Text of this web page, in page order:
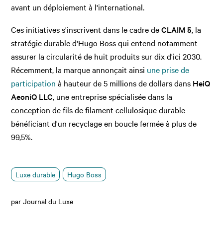
avant un déploiement à l'international.
Ces initiatives s'inscrivent dans le cadre deCLAIM 5, la
stratégie durable d'Hugo Boss qui entend notamment
assurer la circularité de huit produits sur dix d'ici 2030.
Récemment, la marque annonçait ainsi une prise de
participation à hauteur de 5 millions de dollars dans HeiQ
AeoniQ LLC, une entreprise spécialisée dans la
conception de fils de filament cellulosique durable
bénéficiant d'un recyclage en boucle fermée à plus de
99,5%.
Luxe durable Hugo Boss
par Journal du Luxe